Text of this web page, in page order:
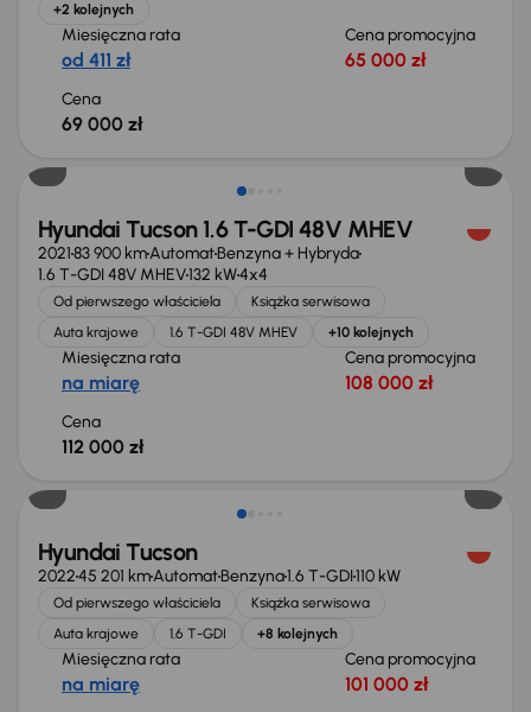
+2 kolejnych
Miesięczna rata
od 411 zł
Cena promocyjna
65 000 zł
Cena
69 000 zł
Hyundai Tucson 1.6 T-GDI 48V MHEV
202183 900 kmAutomatBenzyna + Hybryda
1.6 T-GDI 48V MHEV132 kW4x4
Od pierwszego właściciela
Książka serwisowa
Auta krajowe
1.6 T-GDI 48V MHEV +10 kolejnych
Miesięczna rata
na miarę
Cena promocyjna
108 000 zł
Cena
112 000 zł
Hyundai Tucson
202245 201 kmAutomatBenzyna1.6 T-GDI110 kW
Od pierwszego właściciela
Książka serwisowa
Auta krajowe
1.6 T-GDI +8 kolejnych
Miesięczna rata
na miarę
Cena promocyjna
101 000 zł